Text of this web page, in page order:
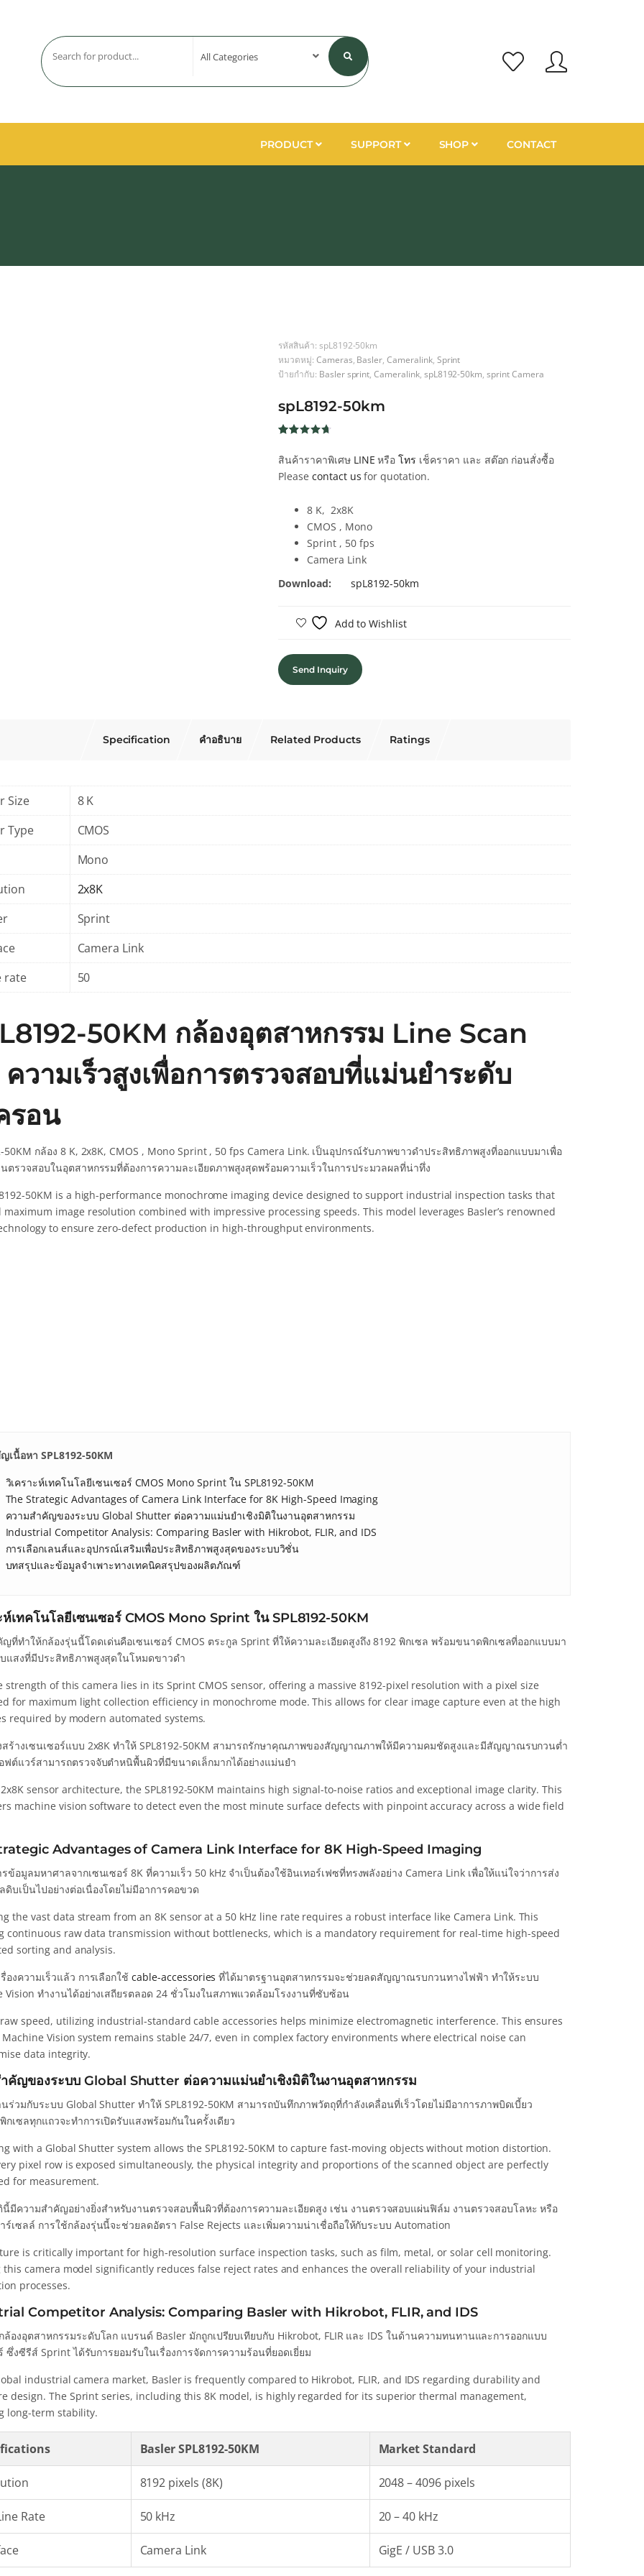
PRODUCT SUPPORT SHOP CONTACT
รหัสสินค้า: spL8192-50km
หมวดหมู่: Cameras Basler ,Cameralink, Sprint
ป้ายกำกับ: Basler sprint ,Cameralink, spL8192-50km ,sprint Camera
spL8192-50km
4.6 จาก
5 คะแนน
เต็มบน
ของลูกค้า
สินค้าราคาพิเศษ LINE หรือโทร เช็คราคา และ สต๊อก ก่อนสั่งซื้อ
Please contact us for quotation.
8 K, 2x8K
CMOS , Mono
Sprint , 50 fps
Camera Link
Download:
spL8192-50km
Add to Wishlist
Send Inquiry
Specification คำอธิบาย Related Products Ratings
Size
8 K
Type
CMOS
Mono
2x8K
Sprint
Camera Link
rate
50
50KM กล้องอุตสาหกรรม Line Scan
วามเร็วสูงเพื่อการตรวจสอบที่แม่นยำระดับ
รอน
50KM กล้อง 8 K, 2x8K, CMOS , Mono Sprint , 50 fps Camera Link. เป็นอุปกรณ์รับภาพขาวดำประสิทธิภาพสูงที่ออกแบบมาเพื่อ
ตรวจสอบในอุตสาหกรรมที่ต้องการความละเอียดภาพสูงสุดพร้อมความเร็วในการประมวลผลที่น่าทึ่ง
50KM is a high-performance monochrome imaging device designed to support industrial inspection tasks that
maximum image resolution combined with impressive processing speeds. This model leverages Basler’s renowned
to ensure zero-defect production in high-throughput environments.
เนื้อหา SPL8192-50KM
วิเคราะห์เทคโนโลยีเซนเซอร์ CMOS Mono Sprint ใน SPL8192-50KM
The Strategic Advantages of Camera Link Interface for 8K High-Speed Imaging
ความสำคัญของระบบ Global Shutter ต่อความแม่นยำเชิงมิติในงานอุตสาหกรรม
Industrial Competitor Analysis: Comparing Basler with Hikrobot, FLIR, and IDS
การเลือกเลนส์และอุปกรณ์เสริมเพื่อประสิทธิภาพสูงสุดของระบบวิชั่น
บทสรุปและข้อมูลจำเพาะทางเทคนิคสรุปของผลิตภัณฑ์
ห์เทคโนโลยีเซนเซอร์ CMOS Mono Sprint ใน SPL8192-50KM
ญที่ทำให้กล้องรุ่นนี้โดดเด่นคือเซนเซอร์ CMOS ตระกูล Sprint ที่ให้ความละเอียดสูงถึง 8192 พิกเซล พร้อมขนาดพิกเซลที่ออกแบบมา
บแสงที่มีประสิทธิภาพสูงสุดในโหมดขาวดำ
strength of this camera lies in its Sprint CMOS sensor, offering a massive 8192-pixel resolution with a pixel size
for maximum light collection efficiency in monochrome mode. This allows for clear image capture even at the high
required by modern automated systems.
สร้างเซนเซอร์แบบ 2x8K ทำให้ SPL8192-50KM สามารถรักษาคุณภาพของสัญญาณภาพให้มีความคมชัดสูงและมีสัญญาณรบกวนต่ำ
ฟต์แวร์สามารถตรวจจับตำหนิพื้นผิวที่มีขนาดเล็กมากได้อย่างแม่นยำ
sensor architecture, the SPL8192-50KM maintains high signal-to-noise ratios and exceptional image clarity. This
machine vision software to detect even the most minute surface defects with pinpoint accuracy across a wide field
Advantages of Camera Link Interface for 8K High-Speed Imaging
ข้อมูลมหาศาลจากเซนเซอร์ 8K ที่ความเร็ว 50 kHz จำเป็นต้องใช้อินเทอร์เฟซที่ทรงพลังอย่าง Camera Link เพื่อให้แน่ใจว่าการส่ง
บเป็นไปอย่างต่อเนื่องโดยไม่มีอาการคอขวด
the vast data stream from an 8K sensor at a 50 kHz line rate requires a robust interface like Camera Link. This
continuous raw data transmission without bottlenecks, which is a mandatory requirement for real-time high-speed
sorting and analysis.
องความเร็วแล้ว การเลือกใช้cable-accessories ที่ได้มาตรฐานอุตสาหกรรมจะช่วยลดสัญญาณรบกวนทางไฟฟ้า ทำให้ระบบ
Vision ทำงานได้อย่างเสถียรตลอด 24 ชั่วโมงในสภาพแวดล้อมโรงงานที่ซับซ้อน
speed, utilizing industrial-standard cable accessories helps minimize electromagnetic interference. This ensures
Vision system remains stable 24/7, even in complex factory environments where electrical noise can
data integrity.
คัญของระบบ Global Shutter ต่อความแม่นยำเชิงมิติในงานอุตสาหกรรม
ร่วมกับระบบ Global Shutter ทำให้ SPL8192-50KM สามารถบันทึกภาพวัตถุที่กำลังเคลื่อนที่เร็วโดยไม่มีอาการภาพบิดเบี้ยว
กเซลทุกแถวจะทำการเปิดรับแสงพร้อมกันในครั้งเดียว
with a Global Shutter system allows the SPL8192-50KM to capture fast-moving objects without motion distortion.
pixel row is exposed simultaneously, the physical integrity and proportions of the scanned object are perfectly
for measurement.
มีความสำคัญอย่างยิ่งสำหรับงานตรวจสอบพื้นผิวที่ต้องการความละเอียดสูง เช่น งานตรวจสอบแผ่นฟิล์ม งานตรวจสอบโลหะ หรือ
ร์เซลล์ การใช้กล้องรุ่นนี้จะช่วยลดอัตรา False Rejects และเพิ่มความน่าเชื่อถือให้กับระบบ Automation
is critically important for high-resolution surface inspection tasks, such as film, metal, or solar cell monitoring.
this camera model significantly reduces false reject rates and enhances the overall reliability of your industrial
processes.
Competitor Analysis: Comparing Basler with Hikrobot, FLIR, and IDS
ล้องอุตสาหกรรมระดับโลก แบรนด์ Basler มักถูกเปรียบเทียบกับ Hikrobot, FLIR และ IDS ในด้านความทนทานและการออกแบบ
ซึ่งซีรีส์ Sprint ได้รับการยอมรับในเรื่องการจัดการความร้อนที่ยอดเยี่ยม
industrial camera market, Basler is frequently compared to Hikrobot, FLIR, and IDS regarding durability and
design. The Sprint series, including this 8K model, is highly regarded for its superior thermal management,
long-term stability.
Basler SPL8192-50KM Market Standard
8192 pixels (8K) 2048 – 4096 pixels
Rate 50 kHz 20 – 40 kHz
Camera Link GigE / USB 3.0